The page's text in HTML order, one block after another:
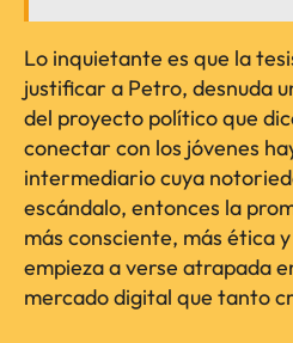
Lo inquietante es que la
justificar a Petro, desnuda
del proyecto político que
conectar con los jóvenes
intermediario cuya
escándalo, entonces la
más consciente, más ética
empieza a verse atrapada
mercado digital que tanto